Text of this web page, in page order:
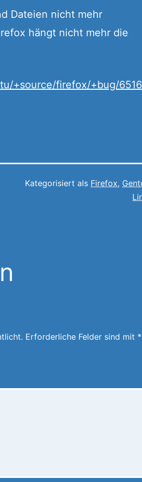
Dateien nicht mehr
hängt nicht mehr die
+source/firefox/+bug/
Kategorisiert als Firefox,
Erforderliche Felder sind mit *